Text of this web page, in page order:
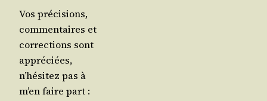
Vos précisions,
commentaires et
corrections sont
appréciées,
n’hésitez pas à
m’en faire part :